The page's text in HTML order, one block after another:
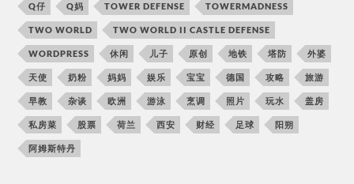
Q仔 Q妈 TOWER DEFENSE TOWERMADNESS
TWO WORLD TWO WORLD II CASTLE DEFENSE
WORDPRESS 休闲 儿子 原创 地铁 塔防 外婆
天使 奶粉 妈妈 娱乐 宝宝 德国 攻略 旅游
早教 杂谈 欧洲 游泳 烹调 照片 玩水 盖房
私房菜 股票 荷兰 西安 财经 足球 阳朔
阿姆斯特丹